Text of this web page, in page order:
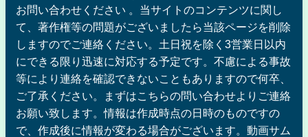
お問い合わせください 。当サイトのコンテンツに関し
て、著作権等の問題がございましたら当該ページを削除
しますのでご連絡ください。土日祝を除く3営業日以内
にできる限り迅速に対応する予定です。不慮による事故
等により連絡を確認できないこともありますので何卒、
ご了承ください。まずはこちらの問い合わせよりご連絡
お願い致します。情報は作成時点の日時のものですの
で、作成後に情報が変わる場合がございます。動画サム